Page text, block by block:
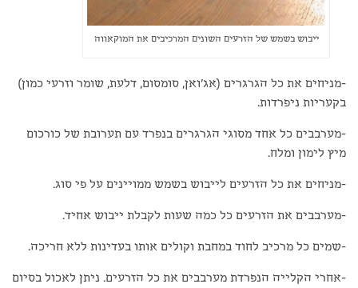
ייבוש בשמש של הזרעים השונים המרכיבים את המוקאווה
-מניחים את כל הגרגרים (אג'ואן, סומסום, דלעת, שומר וזרעי כמון)
בקעריות ניפרדות.
-מערבבים כל אחד מסוגי הגרגרים בנפרד עם תערובת של כורכום
מיץ לימון ומלח.
-מניחים את כל הזרעים לייבוש בשמש ממויינים על פי סוג.
-מערבבים את הזרעים כל כמה שעות לקבלת ייבוש אחיד.
-שמים כל מרכיב לחוד במחבת וקולים אותו בעדינות ללא חריכה.
-אחרי הקלייה הנפרדת מערבבים את כל הזרעים. ניתן לאכול בסיום